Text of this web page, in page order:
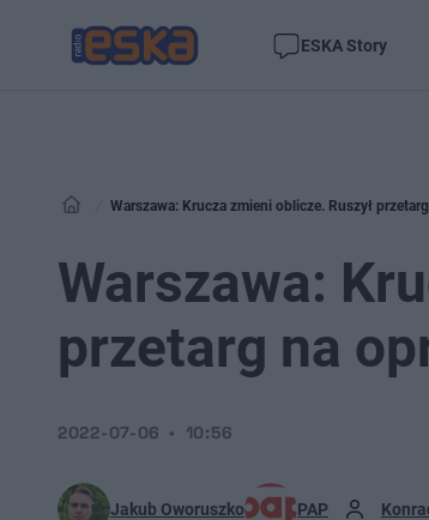
ESKA Story
Warszawa: Krucza zmieni oblicze. Ruszył
Warszawa:
przetarg na
Jakub Oworuszko PAP
2022-07-06 10:56